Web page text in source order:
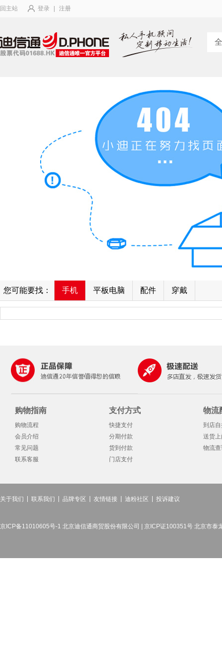
回主站 登录 注册
您可能要找： 手机 平板电脑 配件 穿戴
购物指南
购物流程
会员介绍
常见问题
联系客服
支付方式
快捷支付
分期付款
货到付款
门店支付
物流
到店
送货
物流
关于我们 联系我们 品牌专区 友情链接 迪粉社区 投诉建议
京ICP备11010605号-1 北京迪信通商贸股份有限公司 | 京ICP证100351号 北京市泰